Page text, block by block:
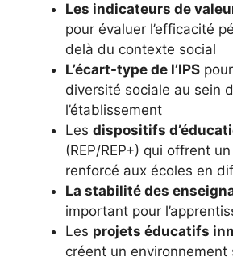
Les indicateurs de
pour évaluer l’efficacité
delà du contexte social
L’écart-type de l’IPS
diversité sociale au sein
l’établissement
Les dispositifs
(REP/REP+) qui offrent
renforcé aux écoles en
La stabilité des
important pour
Les projets éducatifs
créent un environnement